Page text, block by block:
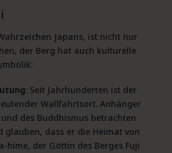
Japans, ist nicht nur
der Berg hat auch kulturelle
: Seit Jahrhunderten ist der
Wallfahrtsort. Anhänger
des Buddhismus betrachten
glauben, dass er die Heimat von
hime, der Göttin des Berges Fuji